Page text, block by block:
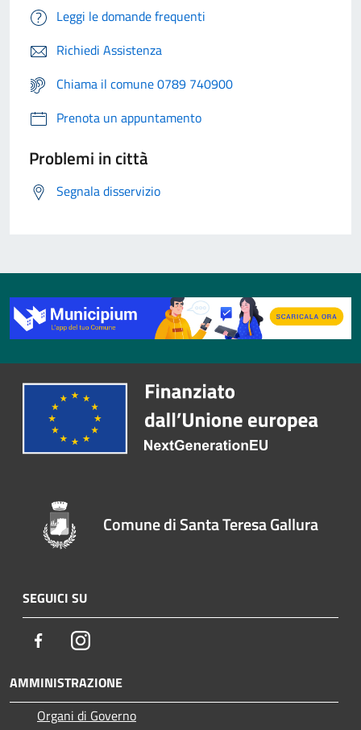
Leggi le domande frequenti
Richiedi Assistenza
Chiama il comune 0789 740900
Prenota un appuntamento
Problemi in città
Segnala disservizio
Comune di Santa Teresa Gallura
SEGUICI SU
FacebookInstagram
AMMINISTRAZIONE
Organi di Governo